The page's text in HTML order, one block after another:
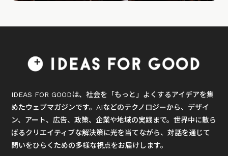
IDEAS FOR GOODは、社会を「もっと」よくするアイデアを集
めたウェブマガジンです。AIなどのテクノロジーから、デザイ
ン、アート、広告、政策、企業や地域の実践まで。世界中に散ら
ばるクリエイティブな解決策に光を当てながら、対話を通じて
問いをひらくための多様な視点をお届けします。